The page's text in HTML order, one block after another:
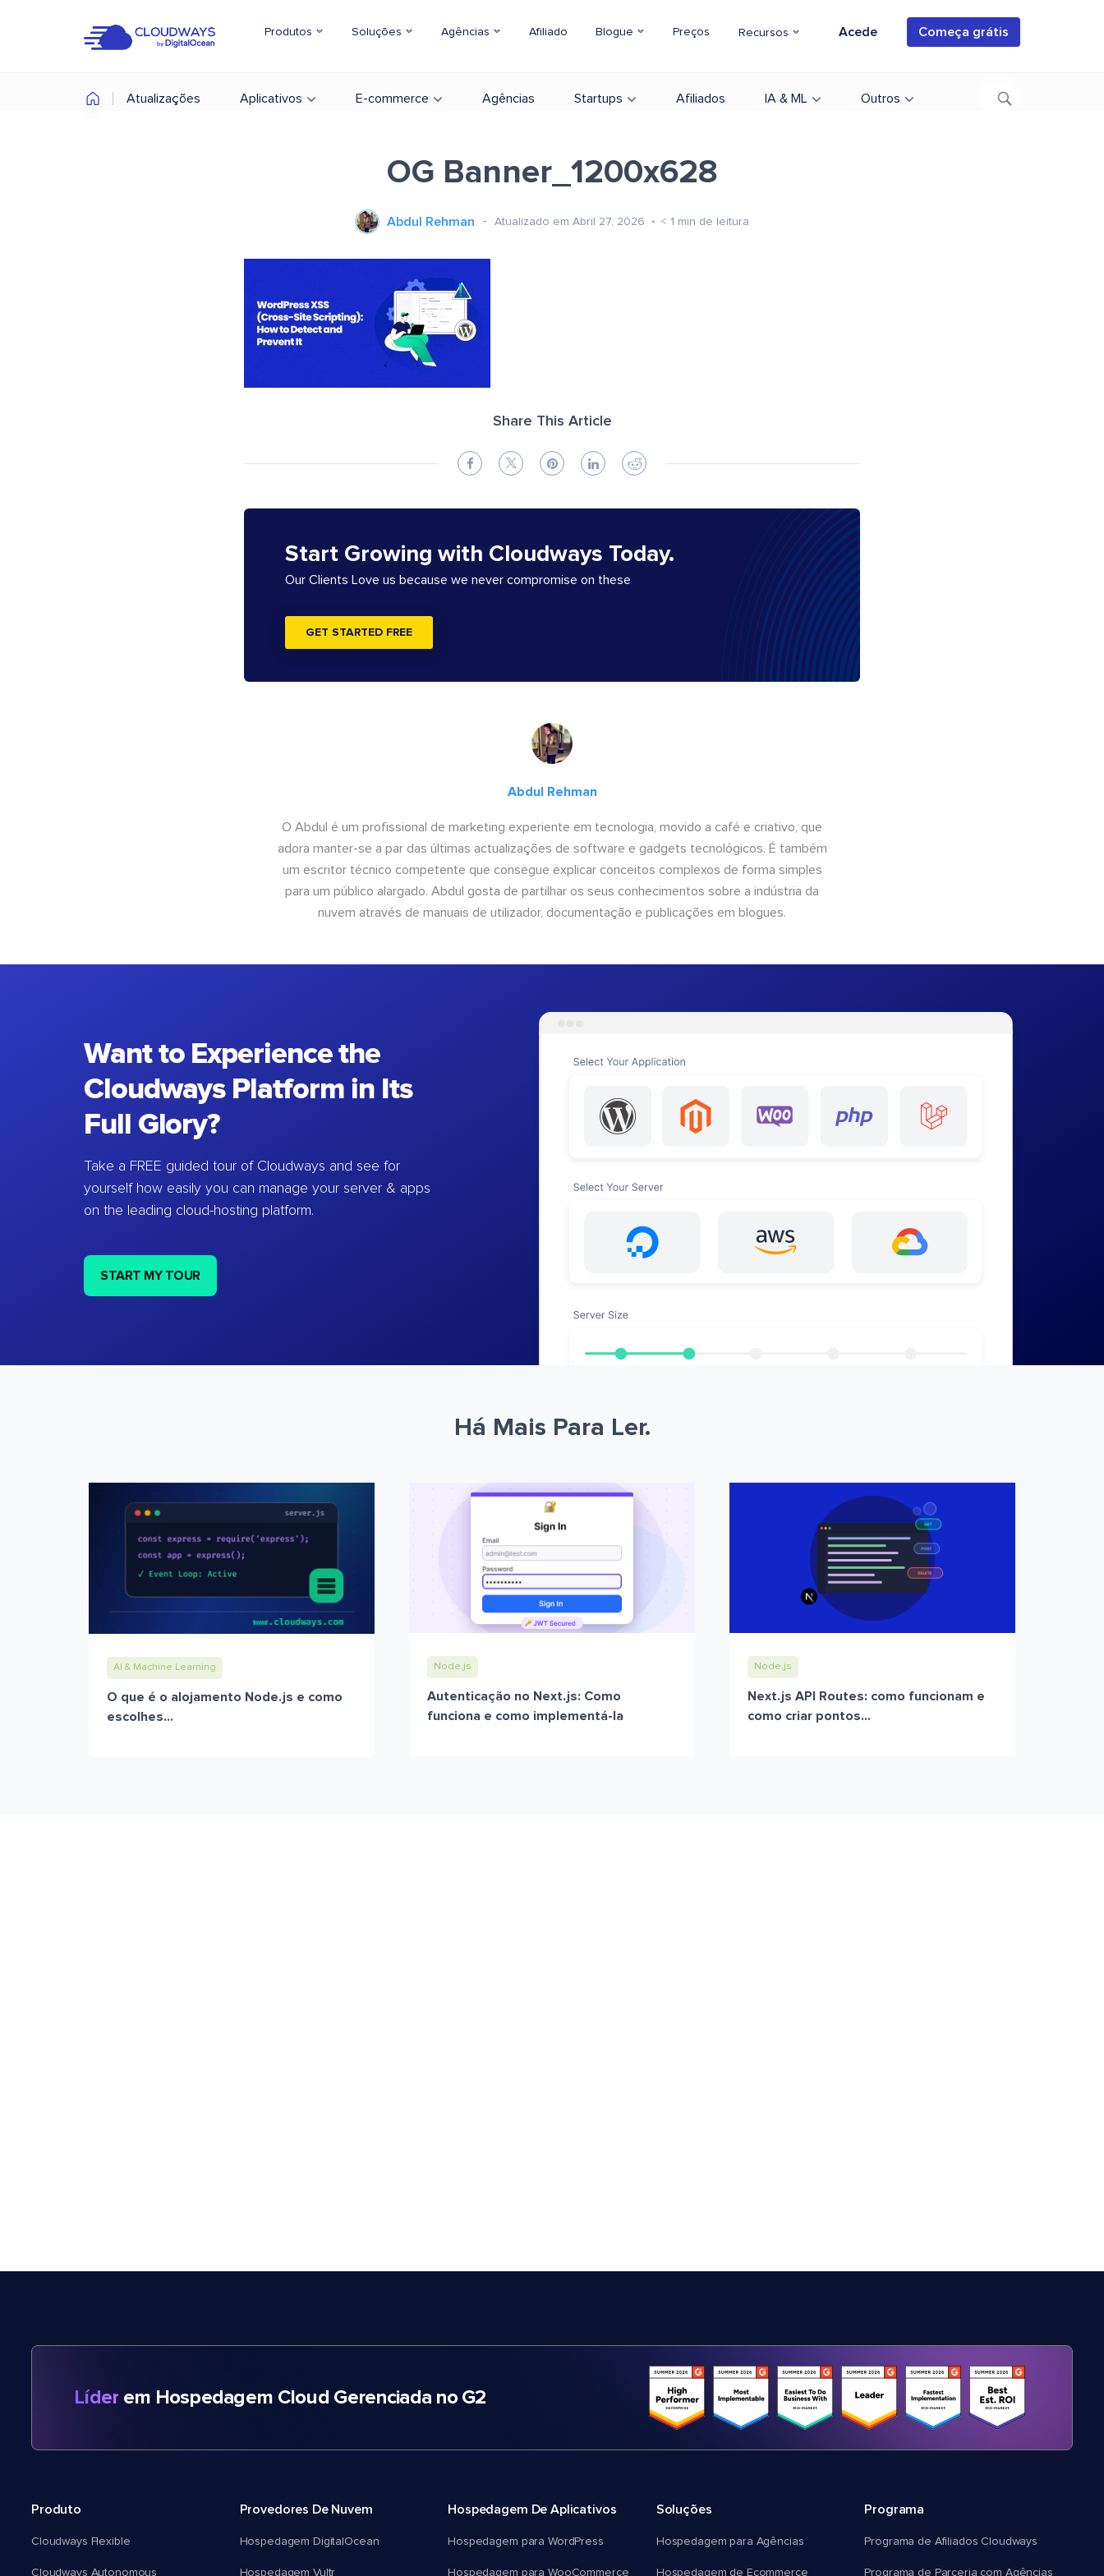
Produtos Soluções Agências Afiliado Blogue Preços Recursos Acede Começa grátis
Atualizações Aplicativos E-commerce Agências Startups Afiliados IA & ML Outros
OG Banner_1200x628
Abdul Rehman Atualizado em Abril 27, 2026 < 1 min de leitura
Share This Article
Start Growing with Cloudways Today.
Our Clients Love us because we never compromise on these
GET STARTED FREE
Abdul Rehman
O Abdul é um profissional de marketing experiente em tecnologia, movido a café e criativo, que
adora manter-se a par das últimas actualizações de software e gadgets tecnológicos. É também
um escritor técnico competente que consegue explicar conceitos complexos de forma simples
para um público alargado. Abdul gosta de partilhar os seus conhecimentos sobre a indústria da
nuvem através de manuais de utilizador, documentação e publicações em blogues.
Want to Experience the
Cloudways Platform in Its
Full Glory?
Take a FREE guided tour of Cloudways and see for
yourself how easily you can manage your server & apps
on the leading cloud-hosting platform.
START MY TOUR
Há Mais Para Ler.
AI & Machine Learning
O que é o alojamento Node.js e como
escolhes...
Node.js
Autenticação no Next.js: Como
funciona e como implementá-la
Node.js
Next.js API Routes: como funcionam e
como criar pontos...
Líder em Hospedagem Cloud Gerenciada no G2
Produto
Cloudways Flexible
Cloudways Autonomous
Provedores De Nuvem
Hospedagem DigitalOcean
Hospedagem Vultr
Hospedagem De Aplicativos
Hospedagem para WordPress
Hospedagem para WooCommerce
Soluções
Hospedagem para Agências
Hospedagem de Ecommerce
Programa
Programa de Afiliados Cloudways
Programa de Parceria com Agências